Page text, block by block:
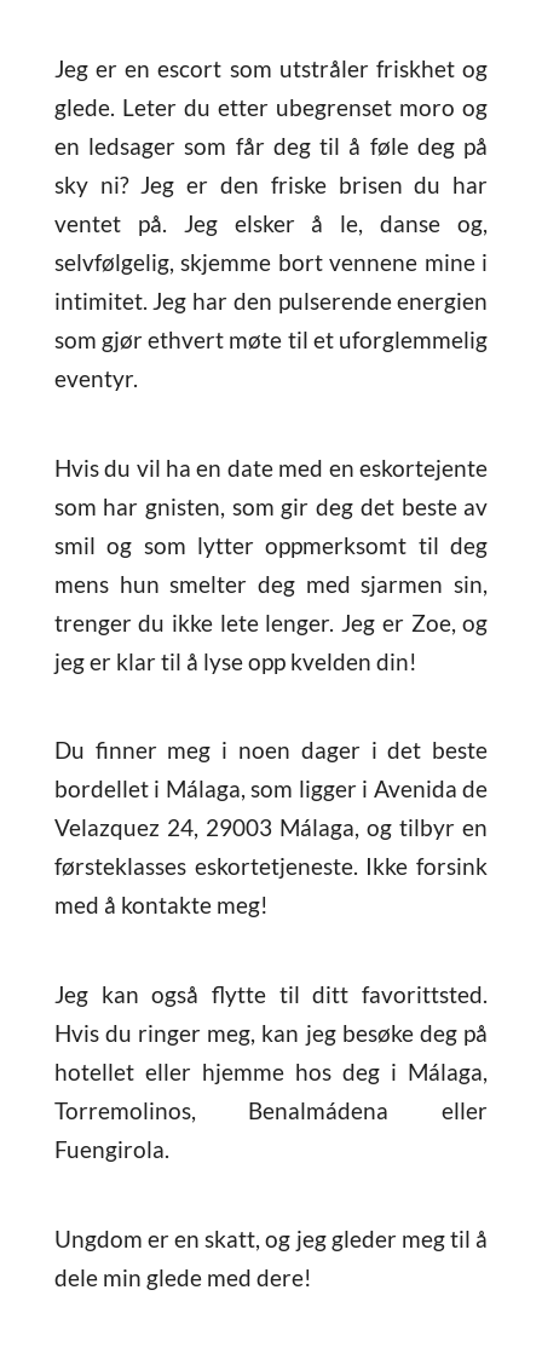
Jeg er en escort som utstråler friskhet og
glede. Leter du etter ubegrenset moro og
en ledsager som får deg til å føle deg på
sky ni? Jeg er den friske brisen du har
ventet på. Jeg elsker å le, danse og,
selvfølgelig, skjemme bort vennene mine i
intimitet. Jeg har den pulserende energien
som gjør ethvert møte til et uforglemmelig
eventyr.
Hvis du vil ha en date med en eskortejente
som har gnisten, som gir deg det beste av
smil og som lytter oppmerksomt til deg
mens hun smelter deg med sjarmen sin,
trenger du ikke lete lenger. Jeg er Zoe, og
jeg er klar til å lyse opp kvelden din!
Du finner meg i noen dager i det beste
bordellet i Málaga, som ligger i Avenida de
Velazquez 24, 29003 Málaga, og tilbyr en
førsteklasses eskortetjeneste. Ikke forsink
med å kontakte meg!
Jeg kan også flytte til ditt favorittsted.
Hvis du ringer meg, kan jeg besøke deg på
hotellet eller hjemme hos deg i Málaga,
Torremolinos, Benalmádena eller
Fuengirola.
Ungdom er en skatt, og jeg gleder meg til å
dele min glede med dere!